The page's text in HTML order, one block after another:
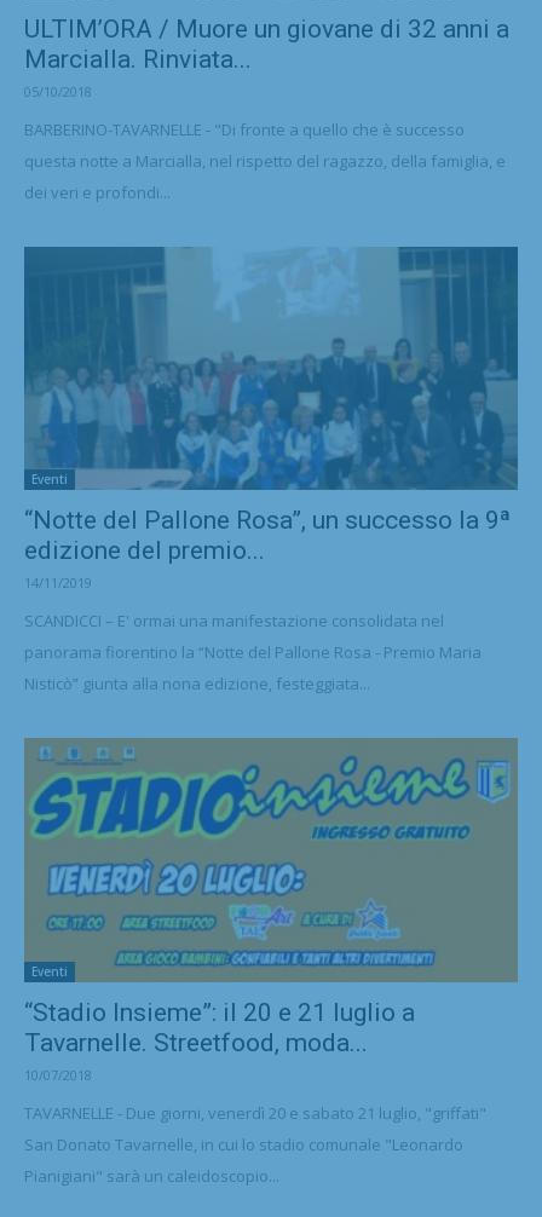
ULTIM’ORA / Muore un giovane di 32 anni a
Marcialla. Rinviata...
05/10/2018
BARBERINO-TAVARNELLE - "Di fronte a quello che è successo
questa notte a Marcialla, nel rispetto del ragazzo, della famiglia, e
dei veri e profondi...
Eventi
“Notte del Pallone Rosa”, un successo la 9ª
edizione del premio...
14/11/2019
SCANDICCI – E' ormai una manifestazione consolidata nel
panorama fiorentino la “Notte del Pallone Rosa - Premio Maria
Nisticò” giunta alla nona edizione, festeggiata...
Eventi
“Stadio Insieme”: il 20 e 21 luglio a
Tavarnelle. Streetfood, moda...
10/07/2018
TAVARNELLE - Due giorni, venerdì 20 e sabato 21 luglio, "griffati"
San Donato Tavarnelle, in cui lo stadio comunale "Leonardo
Pianigiani" sarà un caleidoscopio...